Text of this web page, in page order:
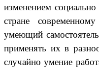
изменением
стране
умеющий
применять их в
случайно умение